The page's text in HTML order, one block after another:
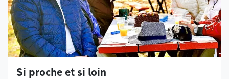
Si proche et si loin